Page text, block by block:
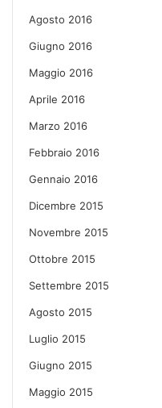
Agosto 2016
Giugno 2016
Maggio 2016
Aprile 2016
Marzo 2016
Febbraio 2016
Gennaio 2016
Dicembre 2015
Novembre 2015
Ottobre 2015
Settembre 2015
Agosto 2015
Luglio 2015
Giugno 2015
Maggio 2015